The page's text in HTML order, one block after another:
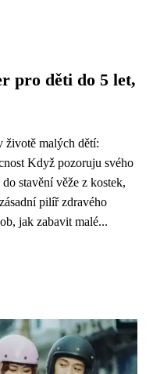
pro děti do 5 let,
životě malých dětí:
Když pozoruju svého
stavění věže z kostek,
pilíř zdravého
jak zabavit malé...